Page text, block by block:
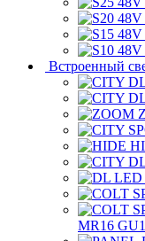
Встроенный
MR16